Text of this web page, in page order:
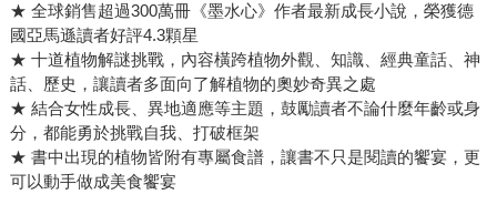
★ 全球銷售超過300萬冊《墨水心》作者最新成長小說，榮獲德
國亞馬遜讀者好評4.3顆星
★ 十道植物解謎挑戰，內容橫跨植物外觀、知識、經典童話、神
話、歷史，讓讀者多面向了解植物的奧妙奇異之處
★ 結合女性成長、異地適應等主題，鼓勵讀者不論什麼年齡或身
分，都能勇於挑戰自我、打破框架
★ 書中出現的植物皆附有專屬食譜，讓書不只是閱讀的饗宴，更
可以動手做成美食饗宴